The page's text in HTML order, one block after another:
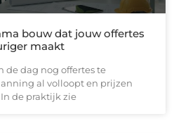
bouw dat jouw offertes
maakt
de dag nog offertes te
al volloopt en prijzen
de praktijk zie